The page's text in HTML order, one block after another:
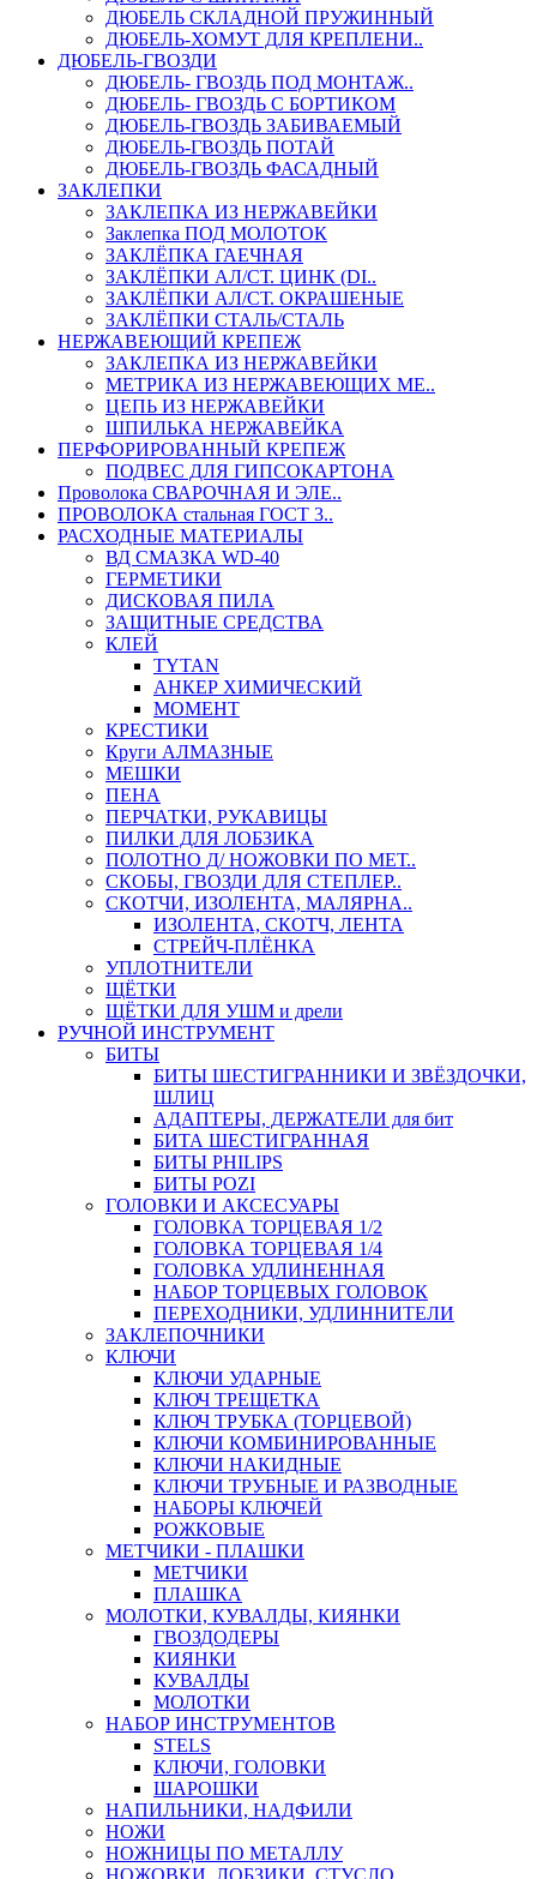
ДЮБЕЛЬ СКЛАДНОЙ ПРУЖИННЫЙ
ДЮБЕЛЬ-ХОМУТ ДЛЯ КРЕПЛЕНИ..
ДЮБЕЛЬ-ГВОЗДИ
ДЮБЕЛЬ- ГВОЗДЬ ПОД МОНТАЖ..
ДЮБЕЛЬ- ГВОЗДЬ С БОРТИКОМ
ДЮБЕЛЬ-ГВОЗДЬ ЗАБИВАЕМЫЙ
ДЮБЕЛЬ-ГВОЗДЬ ПОТАЙ
ДЮБЕЛЬ-ГВОЗДЬ ФАСАДНЫЙ
ЗАКЛЕПКИ
ЗАКЛЕПКА ИЗ НЕРЖАВЕЙКИ
Заклепка ПОД МОЛОТОК
ЗАКЛЁПКА ГАЕЧНАЯ
ЗАКЛЁПКИ АЛ/СТ. ЦИНК (DI..
ЗАКЛЁПКИ АЛ/СТ. ОКРАШЕНЫЕ
ЗАКЛЁПКИ СТАЛЬ/СТАЛЬ
НЕРЖАВЕЮЩИЙ КРЕПЕЖ
ЗАКЛЕПКА ИЗ НЕРЖАВЕЙКИ
МЕТРИКА ИЗ НЕРЖАВЕЮЩИХ МЕ..
ЦЕПЬ ИЗ НЕРЖАВЕЙКИ
ШПИЛЬКА НЕРЖАВЕЙКА
ПЕРФОРИРОВАННЫЙ КРЕПЕЖ
ПОДВЕС ДЛЯ ГИПСОКАРТОНА
Проволока СВАРОЧНАЯ И ЭЛЕ..
ПРОВОЛОКА стальная ГОСТ 3..
РАСХОДНЫЕ МАТЕРИАЛЫ
ВД СМАЗКА WD-40
ГЕРМЕТИКИ
ДИСКОВАЯ ПИЛА
ЗАЩИТНЫЕ СРЕДСТВА
КЛЕЙ
TYTAN
АНКЕР ХИМИЧЕСКИЙ
МОМЕНТ
КРЕСТИКИ
Круги АЛМАЗНЫЕ
МЕШКИ
ПЕНА
ПЕРЧАТКИ, РУКАВИЦЫ
ПИЛКИ ДЛЯ ЛОБЗИКА
ПОЛОТНО Д/ НОЖОВКИ ПО МЕТ..
СКОБЫ, ГВОЗДИ ДЛЯ СТЕПЛЕР..
СКОТЧИ, ИЗОЛЕНТА, МАЛЯРНА..
ИЗОЛЕНТА, СКОТЧ, ЛЕНТА
СТРЕЙЧ-ПЛЁНКА
УПЛОТНИТЕЛИ
ЩЁТКИ
ЩЁТКИ ДЛЯ УШМ и дрели
РУЧНОЙ ИНСТРУМЕНТ
БИТЫ
БИТЫ ШЕСТИГРАННИКИ И ЗВЁЗДОЧКИ,
ШЛИЦ
АДАПТЕРЫ, ДЕРЖАТЕЛИ для бит
БИТА ШЕСТИГРАННАЯ
БИТЫ PHILIPS
БИТЫ POZI
ГОЛОВКИ И АКСЕСУАРЫ
ГОЛОВКА ТОРЦЕВАЯ 1/2
ГОЛОВКА ТОРЦЕВАЯ 1/4
ГОЛОВКА УДЛИНЕННАЯ
НАБОР ТОРЦЕВЫХ ГОЛОВОК
ПЕРЕХОДНИКИ, УДЛИННИТЕЛИ
ЗАКЛЕПОЧНИКИ
КЛЮЧИ
КЛЮЧИ УДАРНЫЕ
КЛЮЧ ТРЕЩЕТКА
КЛЮЧ ТРУБКА (ТОРЦЕВОЙ)
КЛЮЧИ КОМБИНИРОВАННЫЕ
КЛЮЧИ НАКИДНЫЕ
КЛЮЧИ ТРУБНЫЕ И РАЗВОДНЫЕ
НАБОРЫ КЛЮЧЕЙ
РОЖКОВЫЕ
МЕТЧИКИ - ПЛАШКИ
МЕТЧИКИ
ПЛАШКА
МОЛОТКИ, КУВАЛДЫ, КИЯНКИ
ГВОЗДОДЕРЫ
КИЯНКИ
КУВАЛДЫ
МОЛОТКИ
НАБОР ИНСТРУМЕНТОВ
STELS
КЛЮЧИ, ГОЛОВКИ
ШАРОШКИ
НАПИЛЬНИКИ, НАДФИЛИ
НОЖИ
НОЖНИЦЫ ПО МЕТАЛЛУ
НОЖОВКИ, ЛОБЗИКИ, СТУСЛО